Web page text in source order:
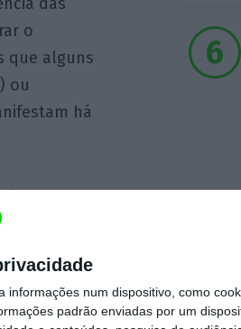
informações num dispositivo, como
padrão enviadas por um
o
que alguns
ou
há
sobre
(LQER)